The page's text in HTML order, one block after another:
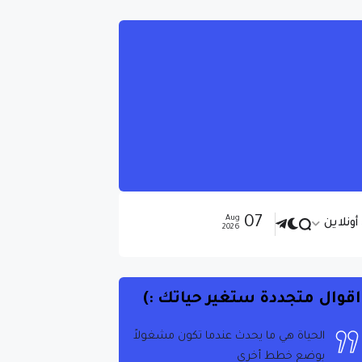
07
Aug
2026
اقوال متجددة ستغير حياتك :)
الحياة هي ما يحدث عندما تكون مشغولاً
بوضع خطط أخرى